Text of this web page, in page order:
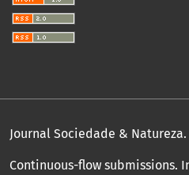
Journal Sociedade & Natureza.
Continuous-flow submissions.